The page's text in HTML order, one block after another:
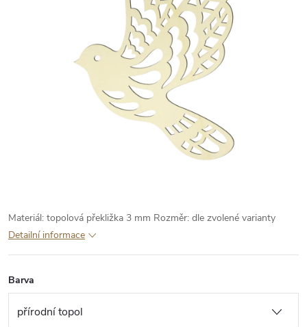
Materiál: topolová překližka 3 mm Rozměr: dle zvolené varianty
Detailní informace
Barva